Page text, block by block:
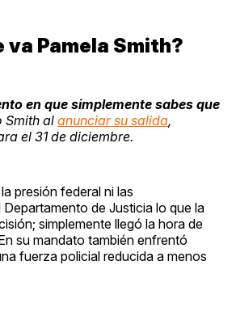
va Pamela Smith?
en que simplemente sabes que
Smith al anunciar su salida,
el 31 de diciembre.
presión federal ni las
de Justicia lo que la
simplemente llegó la hora de
su mandato también enfrentó
fuerza policial reducida a menos